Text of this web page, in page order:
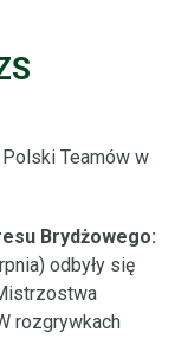
Teamów w
Brydżowego:
odbyły się
rozgrywkach